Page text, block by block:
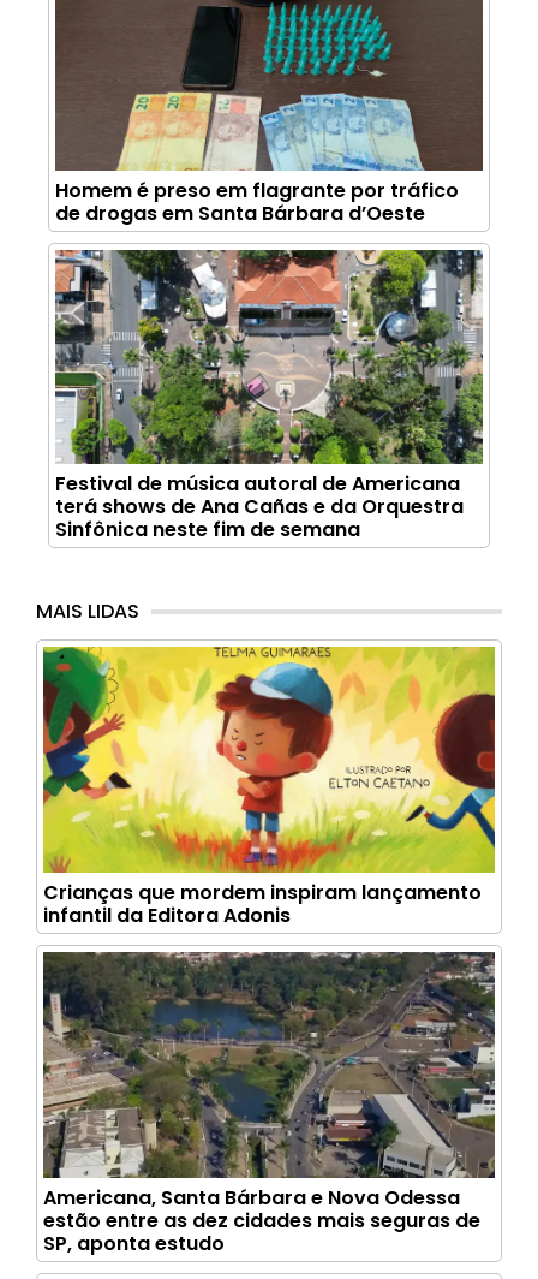
Homem é preso em flagrante por tráfico
de drogas em Santa Bárbara d’Oeste
Festival de música autoral de Americana
terá shows de Ana Cañas e da Orquestra
Sinfônica neste fim de semana
MAIS LIDAS
Crianças que mordem inspiram lançamento
infantil da Editora Adonis
Americana, Santa Bárbara e Nova Odessa
estão entre as dez cidades mais seguras de
SP, aponta estudo